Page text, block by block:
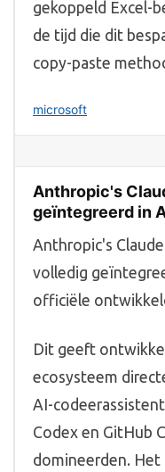
gekoppeld Excel-
de tijd die dit
copy-paste
microsoft
Anthropic's
geïntegreerd in
Anthropic's
volledig
officiële
Dit geeft
ecosysteem
AI-
Codex en GitHub
domineerden.